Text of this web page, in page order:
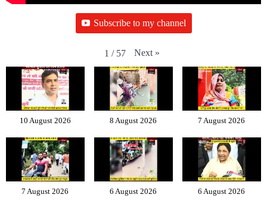
Subscribe to my channel
1 / 57 Next »
10 August 2026 8 August 2026 7 August 2026
7 August 2026 6 August 2026 6 August 2026